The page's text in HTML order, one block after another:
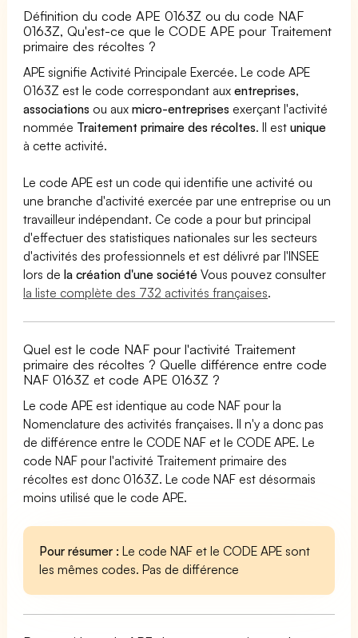
Définition du code APE 0163Z ou du code NAF
0163Z, Qu'est-ce que le CODE APE pour Traitement
primaire des récoltes ?
APE signifie Activité Principale Exercée. Le code APE
0163Z est le code correspondant auxentreprises,
associations ou auxmicro-entreprises exerçant l'activité
nommée Traitement primaire des récoltes. Il estunique
à cette activité.
Le code APE est un code qui identifie une activité ou
une branche d'activité exercée par une entreprise ou un
travailleur indépendant. Ce code a pour but principal
d'effectuer des statistiques nationales sur les secteurs
d'activités des professionnels et est délivré par l'INSEE
lors dela création d'une société Vous pouvez consulter
la liste complète des 732 activités françaises.
Quel est le code NAF pour l'activité Traitement
primaire des récoltes ? Quelle différence entre code
NAF 0163Z et code APE 0163Z ?
Le code APE est identique au code NAF pour la
Nomenclature des activités françaises. Il n'y a donc pas
de différence entre le CODE NAF et le CODE APE. Le
code NAF pour l'activité Traitement primaire des
récoltes est donc 0163Z. Le code NAF est désormais
moins utilisé que le code APE.
Pour résumer : Le code NAF et le CODE APE sont
les mêmes codes. Pas de différence